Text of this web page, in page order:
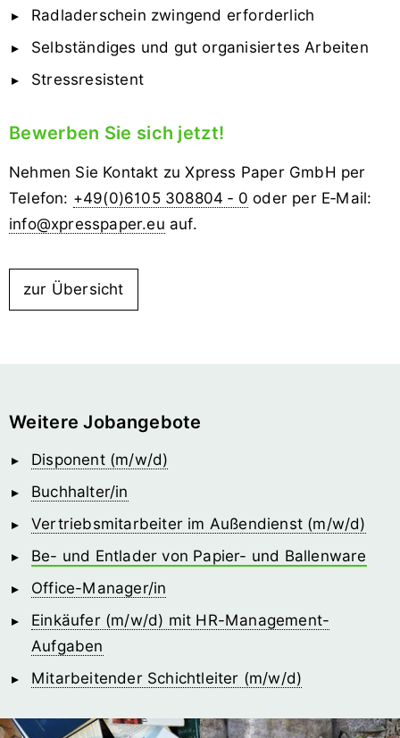
Radladerschein zwingend erforderlich
Selbständiges und gut organisiertes Arbeiten
Stressresistent
Bewerben Sie sich jetzt!
Nehmen Sie Kontakt zu Xpress Paper GmbH per
Telefon: +49(0)6105 308804 ‑ 0 oder per E‑Mail:
info@xpresspaper.eu auf.
zur Übersicht
Weitere Jobangebote
Disponent (m/w/d)
Buchhalter/in
Vertriebsmitarbeiter im Außendienst (m/w/d)
Be- und Entlader von Papier- und Ballenware
Office-Manager/in
Einkäufer (m/w/d) mit HR-Management-
Aufgaben
Mitarbeitender Schichtleiter (m/w/d)